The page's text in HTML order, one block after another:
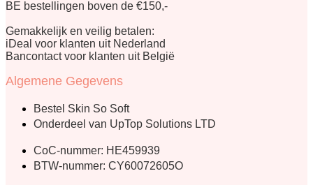
BE bestellingen boven de €150,-
Gemakkelijk en veilig betalen:
iDeal voor klanten uit Nederland
Bancontact voor klanten uit België
Algemene Gegevens
Bestel Skin So Soft
Onderdeel van UpTop Solutions LTD
CoC-nummer: HE459939
BTW-nummer: CY60072605O